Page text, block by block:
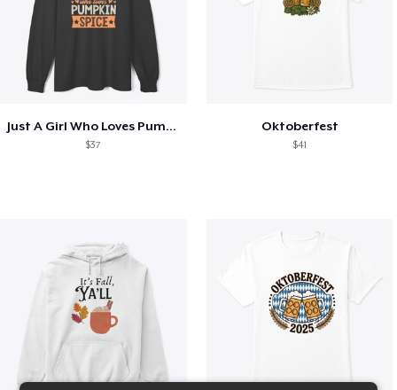
Just A Girl Who Loves Pumpkin Spice
$37
Oktoberfest
$41